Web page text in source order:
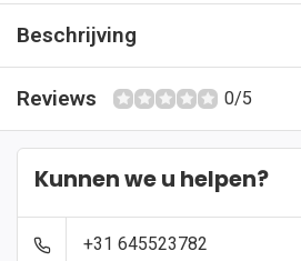
Beschrijving
Reviews 0/5
Kunnen we u helpen?
+31 645523782